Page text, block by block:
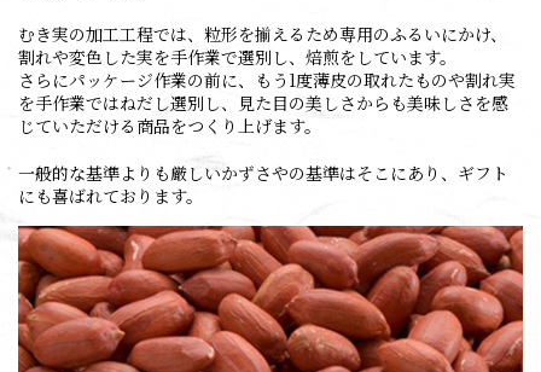
むき実の加工工程では、粒形を揃えるため専用のふるいにかけ、
割れや変色した実を手作業で選別し、焙煎をしています。
さらにパッケージ作業の前に、もう1度薄皮の取れたものや割れ実
を手作業ではねだし選別し、見た目の美しさからも美味しさを感
じていただける商品をつくり上げます。
一般的な基準よりも厳しいかずさやの基準はそこにあり、ギフト
にも喜ばれております。